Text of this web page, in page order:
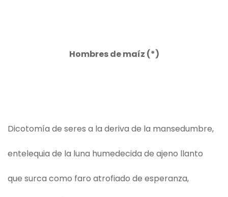
Hombres de maíz (*)
Dicotomía de seres a la deriva de la mansedumbre,
entelequia de la luna humedecida de ajeno llanto
que surca como faro atrofiado de esperanza,